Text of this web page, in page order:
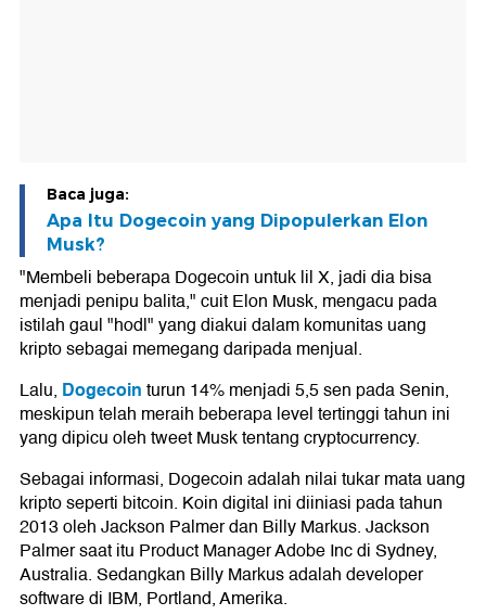
Baca juga:
Apa Itu Dogecoin yang Dipopulerkan Elon
Musk?
"Membeli beberapa Dogecoin untuk lil X, jadi dia bisa
menjadi penipu balita," cuit Elon Musk, mengacu pada
istilah gaul "hodl" yang diakui dalam komunitas uang
kripto sebagai memegang daripada menjual.
Lalu, Dogecointurun 14% menjadi 5,5 sen pada Senin,
meskipun telah meraih beberapa level tertinggi tahun ini
yang dipicu oleh tweet Musk tentang cryptocurrency.
Sebagai informasi, Dogecoin adalah nilai tukar mata uang
kripto seperti bitcoin. Koin digital ini diiniasi pada tahun
2013 oleh Jackson Palmer dan Billy Markus. Jackson
Palmer saat itu Product Manager Adobe Inc di Sydney,
Australia. Sedangkan Billy Markus adalah developer
software di IBM, Portland, Amerika.